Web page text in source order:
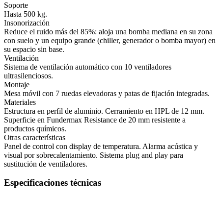
Soporte
Hasta 500 kg.
Insonorización
Reduce el ruido más del 85%: aloja una bomba mediana en su zona
con suelo y un equipo grande (chiller, generador o bomba mayor) en
su espacio sin base.
Ventilación
Sistema de ventilación automático con 10 ventiladores
ultrasilenciosos.
Montaje
Mesa móvil con 7 ruedas elevadoras y patas de fijación integradas.
Materiales
Estructura en perfil de aluminio. Cerramiento en HPL de 12 mm.
Superficie en Fundermax Resistance de 20 mm resistente a
productos químicos.
Otras características
Panel de control con display de temperatura. Alarma acústica y
visual por sobrecalentamiento. Sistema plug and play para
sustitución de ventiladores.
Especificaciones técnicas